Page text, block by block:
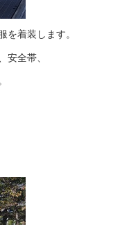
を着装します。
安全帯、